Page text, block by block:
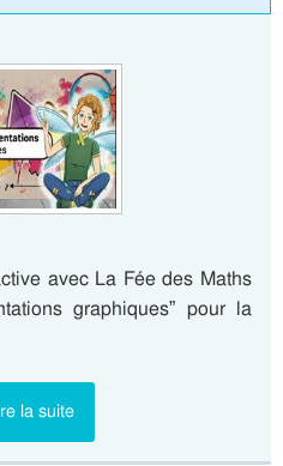
avec La Fée des Maths
graphiques” pour la
la suite